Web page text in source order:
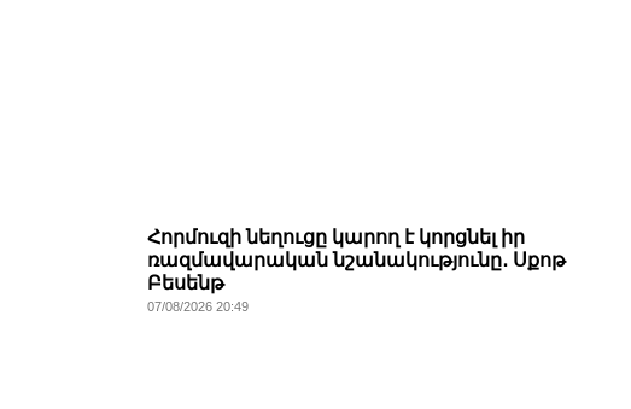
Հորմուզի նեղուցը կարող է կորցնել իր
ռազմավարական նշանակությունը․ Սքոթ
Բեսենթ
07/08/2026 20:49